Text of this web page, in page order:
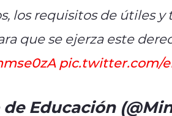
los requisitos de útiles y
que se ejerza este
pic.twitter.com/
Educación